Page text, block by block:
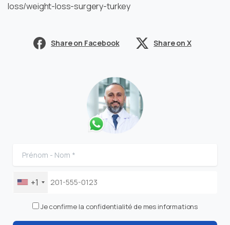
loss/weight-loss-surgery-turkey
Share on Facebook Share on X
+1
Je confirme la confidentialité de mes informations